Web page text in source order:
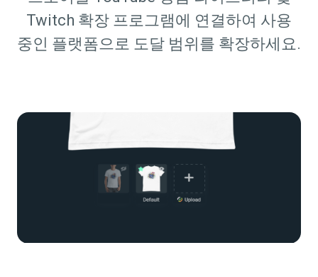
Twitch 확장 프로그램에 연결하여 사용
중인 플랫폼으로 도달 범위를 확장하세요.